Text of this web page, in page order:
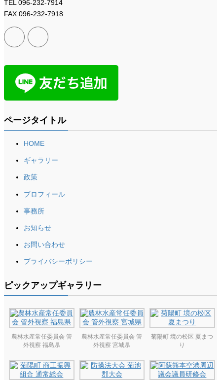
TEL 096-232-7914
FAX 096-232-7918
ページタイトル
HOME
ギャラリー
政策
プロフィール
事務所
お知らせ
お問い合わせ
プライバシーポリシー
ピックアップギャラリー
農林水産常任委員会 管
外視察 福島県
農林水産常任委員会 管
外視察 宮城県
菊陽町 境の松区 夏まつ
り